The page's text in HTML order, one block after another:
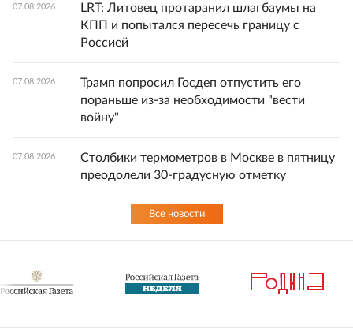
07.08.2026
LRT: Литовец протаранил шлагбаумы на
КПП и попытался пересечь границу с
Россией
07.08.2026
Трамп попросил Госдеп отпустить его
пораньше из-за необходимости "вести
войну"
07.08.2026
Столбики термометров в Москве в пятницу
преодолели 30-градусную отметку
Все новости